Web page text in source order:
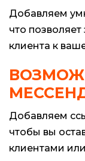
Добавляем
что позволяет
клиента к
Добавляем
чтобы вы
клиентами